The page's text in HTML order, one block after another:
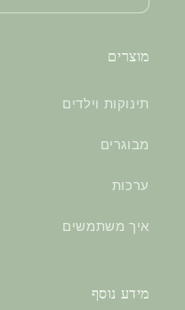
מוצרים
תינוקות וילדים
מבוגרים
ערכות
איך משתמשים
מידע נוסף